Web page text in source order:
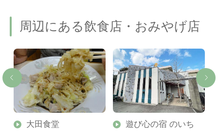
周辺にある飲食店・おみやげ店
大田食堂 遊び心の宿 のいち